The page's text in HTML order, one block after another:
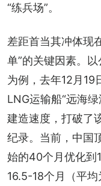
“练兵场”。
差距首当其冲体现
单”的关键因素。
为例，去年12月19
LNG运输船“远海
建造速度，打破了
纪录。当前，中国
始的40个月优化到
16.5-18个月（平